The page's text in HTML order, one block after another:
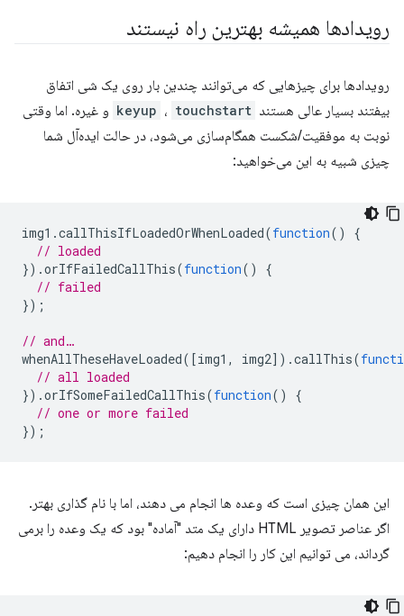
رویدادها همیشه بهترین راه نیستند
رویدادها برای چیزهایی که می‌توانند چندین بار روی یک شی اتفاق
بیفتند بسیار عالی هستند
keyup ، touchstart
و غیره. اما وقتی
نوبت به موفقیت/شکست همگام‌سازی می‌شود، در حالت ایده‌آل شما
چیزی شبیه به این می‌خواهید:
img1 .callThisIfLoadedOrWhenLoaded(function()
{
// loaded
}).orIfFailedCallThis(function()
{
// failed
});
// and…
whenAllTheseHaveLoaded([img1 , img2]).callThis(
// all loaded
}).orIfSomeFailedCallThis(function()
{
// one or more failed
});
این همان چیزی است که وعده ها انجام می دهند، اما با نام گذاری بهتر.
اگر عناصر تصویر HTML دارای یک متد "آماده" بود که یک وعده را برمی
گرداند، می توانیم این کار را انجام دهیم: